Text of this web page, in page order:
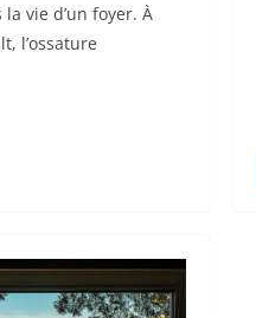
vie d’un foyer. À
l’ossature